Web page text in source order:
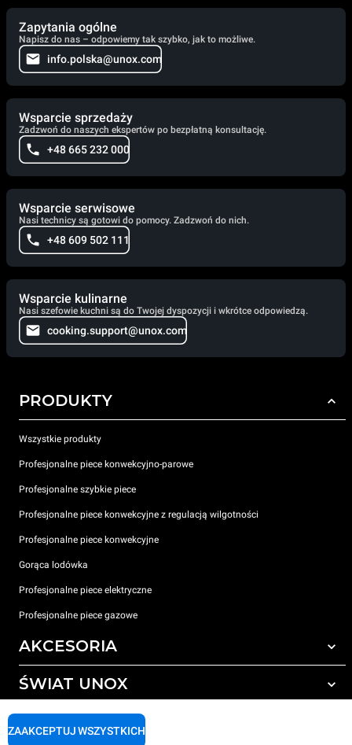
Zapytania ogólne
Napisz do nas – odpowiemy tak szybko, jak to możliwe.
info.polska@unox.com
Wsparcie sprzedaży
Zadzwoń do naszych ekspertów po bezpłatną konsultację.
+48 665 232 000
Wsparcie serwisowe
Nasi technicy są gotowi do pomocy. Zadzwoń do nich.
+48 609 502 111
Wsparcie kulinarne
Nasi szefowie kuchni są do Twojej dyspozycji i wkrótce odpowiedzą.
cooking.support@unox.com
PRODUKTY
Wszystkie produkty
Profesjonalne piece konwekcyjno-parowe
Profesjonalne szybkie piece
Profesjonalne piece konwekcyjne z regulacją wilgotności
Profesjonalne piece konwekcyjne
Gorąca lodówka
Profesjonalne piece elektryczne
Profesjonalne piece gazowe
AKCESORIA
Wszystkie akcesoria
Detergenty do ręcznego mycia
ŚWIAT UNOX
ZAAKCEPTUJ WSZYSTKICH